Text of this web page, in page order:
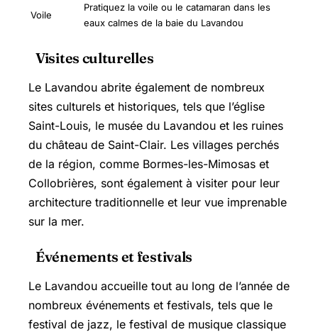
Voile
Pratiquez la voile ou le catamaran dans les
eaux calmes de la baie du Lavandou
Visites culturelles
Le Lavandou abrite également de nombreux
sites culturels et historiques, tels que l’église
Saint-Louis, le musée du Lavandou et les ruines
du château de Saint-Clair. Les villages perchés
de la région, comme Bormes-les-Mimosas et
Collobrières, sont également à visiter pour leur
architecture traditionnelle et leur vue imprenable
sur la mer.
Événements et festivals
Le Lavandou accueille tout au long de l’année de
nombreux événements et festivals, tels que le
festival de jazz, le festival de musique classique